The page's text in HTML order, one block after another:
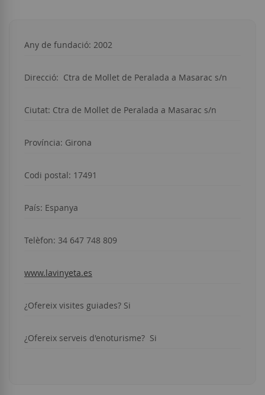
Any de fundació: 2002
Direcció: Ctra de Mollet de Peralada a Masarac s/n
Ciutat: Ctra de Mollet de Peralada a Masarac s/n
Província: Girona
Codi postal: 17491
País: Espanya
Telèfon: 34 647 748 809
www.lavinyeta.es
¿Ofereix visites guiades? Si
¿Ofereix serveis d'enoturisme? Si